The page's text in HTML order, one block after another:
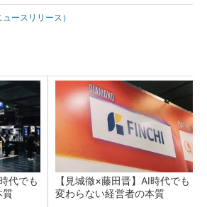
ースリリース）
代でも
質
【見城徹×藤田晋】AI時代でも
変わらない経営者の本質